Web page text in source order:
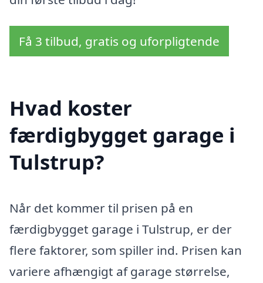
Få 3 tilbud, gratis og uforpligtende
Hvad koster
færdigbygget garage i
Tulstrup?
Når det kommer til prisen på en
færdigbygget garage i Tulstrup, er der
flere faktorer, som spiller ind. Prisen kan
variere afhængigt af garage størrelse,